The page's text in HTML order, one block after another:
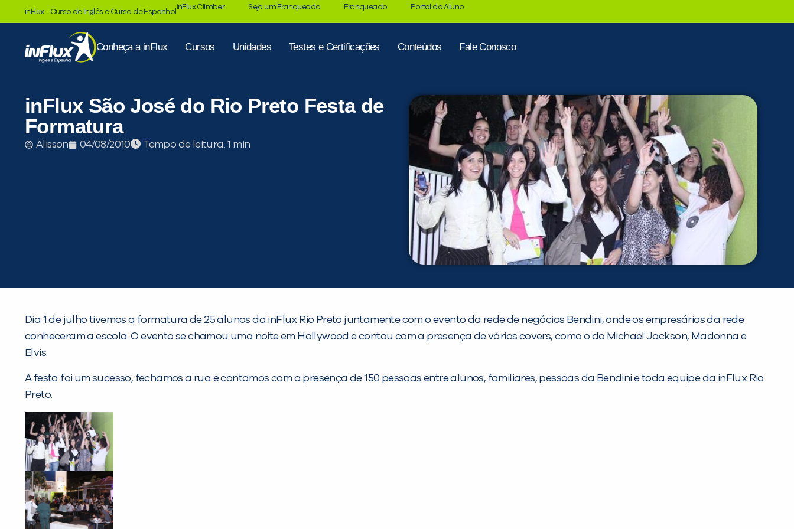
inFlux - Curso de Inglês e Curso de Espanhol
inFlux Climber Seja um Franqueado Franqueado Portal do Aluno
Conheça a inFlux Cursos Unidades Testes e Certificações Conteúdos Fale Conosco
inFlux São José do Rio Preto Festa de
Formatura
Alisson 04/08/2010 Tempo de leitura:
Dia 1 de julho tivemos a formatura de 25 alunos da inFlux Rio Preto juntamente com o evento da rede de negócios Bendini, onde os empresários da rede
conheceram a escola. O evento se chamou uma noite em Hollywood e contou com a presença de vários covers, como o do Michael Jackson, Madonna e
Elvis.
A festa foi um sucesso, fechamos a rua e contamos com a presença de 150 pessoas entre alunos, familiares, pessoas da Bendini e toda equipe da inFlux Rio
Preto.